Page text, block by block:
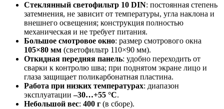
Стеклянный светофильтр 10 DIN: постоянная степень
затемнения, не зависит от температуры, угла наклона и
внешнего освещения; конструкция полностью
механическая и не требует питания.
Большое смотровое окно: размер смотрового окна
105×80 мм (светофильтр 110×90 мм).
Откидная передняя панель: удобно переходить от
сварки к контролю шва; при поднятом экране лицо и
глаза защищает поликарбонатная пластина.
Работа при низких температурах: диапазон
эксплуатации–30…+55 °C.
Небольшой вес: 400 г (в сборе).